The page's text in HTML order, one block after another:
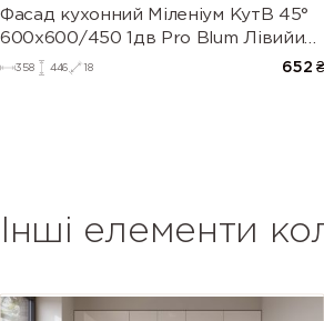
Фасад кухонний Міленіум КутВ 45°
600х600/450 1дв Pro Blum Лівийи
(глянець)
358 446 18 652 ₴
Інші елементи